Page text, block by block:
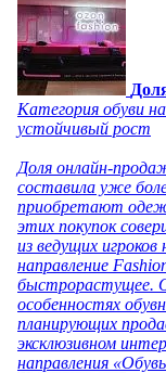
Категория обуви
устойчивый рост
Доля онлайн-
составила уже
приобретают
этих покупок
из ведущих
направление
быстрорастущее.
особенностях
планирующих
эксклюзивном
направления